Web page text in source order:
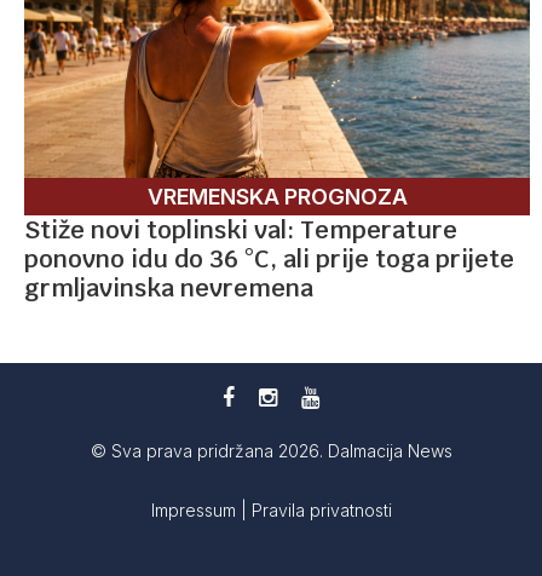
VREMENSKA PROGNOZA
Stiže novi toplinski val: Temperature
ponovno idu do 36 °C, ali prije toga prijete
grmljavinska nevremena
© Sva prava pridržana 2026. Dalmacija News
Impressum Pravila privatnosti